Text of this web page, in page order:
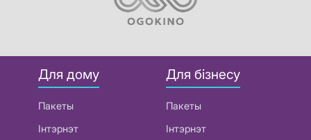
Для дому
Пакеты
Інтэрнэт
Для бізнесу
Пакеты
Інтэрнэт